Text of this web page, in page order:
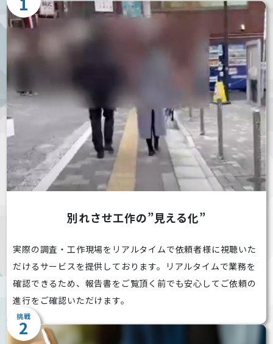
別れさせ工作の”見える化”
実際の調査・工作現場をリアルタイムで依頼者様に視聴いた
だけるサービスを提供しております。リアルタイムで業務を
確認できるため、報告書をご覧頂く前でも安心してご依頼の
進行をご確認いただけます。
挑戦
2